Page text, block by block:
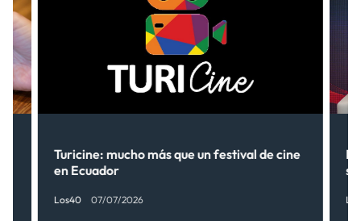
Turicine: mucho más que un festival de cine
en Ecuador
Los40 07/07/2026